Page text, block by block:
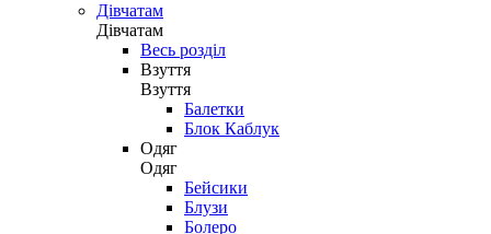
Дівчатам
Дівчатам
Весь розділ
Взуття
Взуття
Балетки
Блок Каблук
Одяг
Одяг
Бейсики
Блузи
Болеро